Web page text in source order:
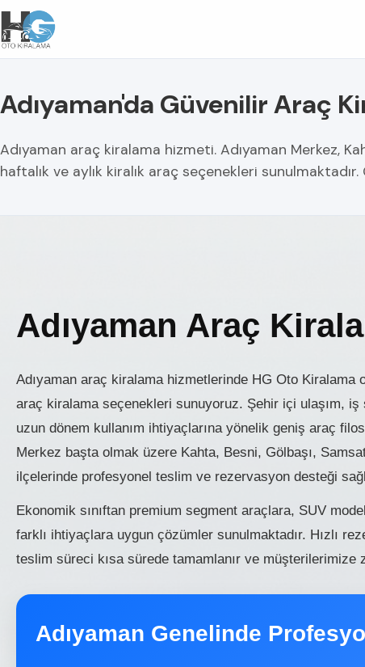
Adıyaman'da Güvenilir Araç
Adıyaman araç kiralama hizmeti. Adıyaman Merkez,
haftalık ve aylık kiralık araç seçenekleri
Adıyaman Araç
Adıyaman araç kiralama hizmetlerinde HG Oto Kiralama
araç kiralama seçenekleri sunuyoruz. Şehir içi ulaşım,
uzun dönem kullanım ihtiyaçlarına yönelik geniş araç
Merkez başta olmak üzere Kahta, Besni, Gölbaşı,
ilçelerinde profesyonel teslim ve rezervasyon desteği
Ekonomik sınıftan premium segment araçlara, SUV
farklı ihtiyaçlara uygun çözümler sunulmaktadır. Hızlı
teslim süreci kısa sürede tamamlanır ve müşterilerimize
Adıyaman Genelinde